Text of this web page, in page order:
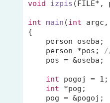
void
izpis (FILE*,
int main (int argc,
{
    person oseba;
    person *pos;
    pos = &oseba;
int pogoj = 1 ;
int *pog;
    pog = &pogoj;